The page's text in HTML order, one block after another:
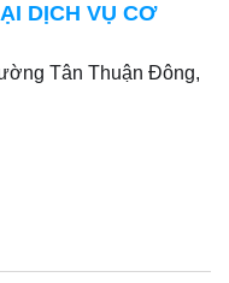
DỊCH VỤ CƠ
Tân Thuận Đông,